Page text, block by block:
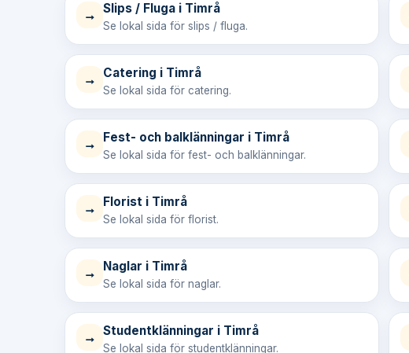
→ Slips / Fluga i Timrå
Se lokal sida för slips / fluga.
→ Catering i Timrå
Se lokal sida för catering.
→ Fest- och balklänningar i Timrå
Se lokal sida för fest- och balklänningar.
→ Florist i Timrå
Se lokal sida för florist.
→ Naglar i Timrå
Se lokal sida för naglar.
→ Studentklänningar i Timrå
Se lokal sida för studentklänningar.